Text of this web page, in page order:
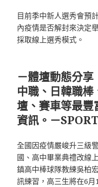
目前季中新人選秀會預
內疫情是否解封來決定
採取線上選秀模式。
－體壇動態分
中職、日韓職
壇、賽車等最豐
資訊。－
全國因疫情嚴峻升三級
國、高中畢業典禮改線
鎮高中棒球隊教練吳柏
訊練習，高三生將在6